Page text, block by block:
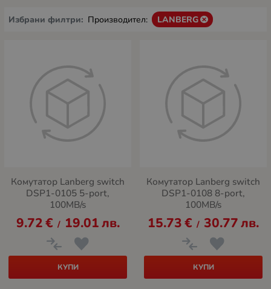
Избрани филтри: Производител: LANBERG
Комутатор Lanberg switch
DSP1-0105 5-port,
100MB/s
9.72€ / 19.01лв.
КУПИ
Комутатор Lanberg switch
DSP1-0108 8-port,
100MB/s
15.73€ / 30.77лв.
КУПИ